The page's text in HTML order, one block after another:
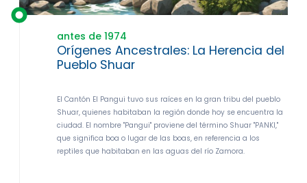
antes de 1974
Orígenes Ancestrales: La Herencia del
Pueblo Shuar
El Cantón El Pangui tuvo sus raíces en la gran tribu del pueblo
Shuar, quienes habitaban la región donde hoy se encuentra la
ciudad. El nombre "Pangui" proviene del término Shuar "PANKI,"
que significa boa o lugar de las boas, en referencia a los
reptiles que habitaban en las aguas del río Zamora.